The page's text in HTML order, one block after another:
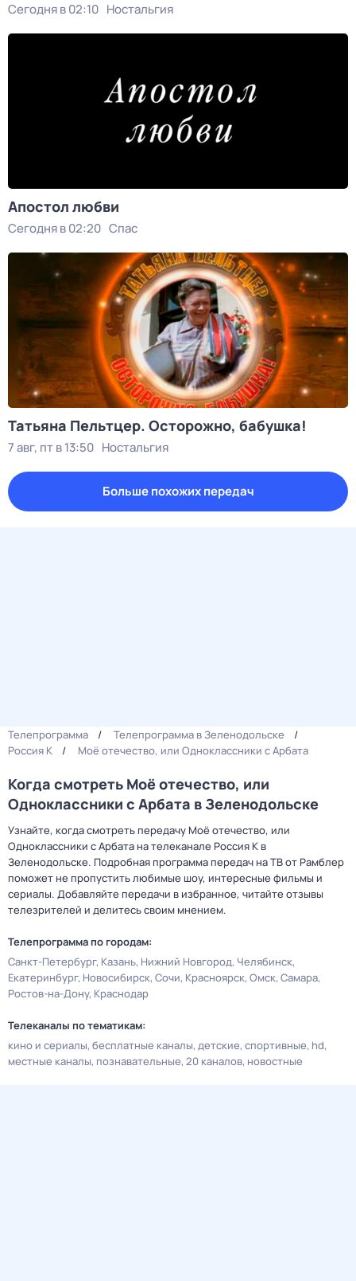
Сегодня в 02:10 Ностальгия
Апостол любви
Сегодня в 02:20 Спас
Татьяна Пельтцер. Осторожно, бабушка!
7 авг, пт в 13:50 Ностальгия
Больше похожих передач
Телепрограмма
Телепрограмма в Зеленодольске
Россия К
Моё отечество, или Одноклассники с Арбата
Когда смотреть Моё отечество, или
Одноклассники с Арбата в Зеленодольске
Узнайте, когда смотреть передачу Моё отечество, или
Одноклассники с Арбата на телеканале Россия К в
Зеленодольске. Подробная программа передач на ТВ от Рамблер
поможет не пропустить любимые шоу, интересные фильмы и
сериалы. Добавляйте передачи в избранное, читайте отзывы
телезрителей и делитесь своим мнением.
Телепрограмма по городам:
Санкт-Петербург Казань Нижний Новгород Челябинск
Екатеринбург Новосибирск Сочи Красноярск Омск Самара
Ростов-на-Дону Краснодар
Телеканалы по тематикам:
кино и сериалы бесплатные каналы детские спортивные hd
местные каналы познавательные 20 каналов новостные